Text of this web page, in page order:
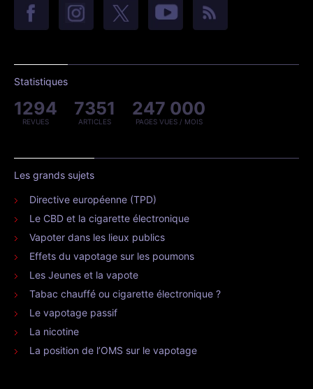
Statistiques
1294
REVUES
7351
ARTICLES
247 000
PAGES VUES / MOIS
Les grands sujets
Directive européenne (TPD)
Le CBD et la cigarette électronique
Vapoter dans les lieux publics
Effets du vapotage sur les poumons
Les Jeunes et la vapote
Tabac chauffé ou cigarette électronique ?
Le vapotage passif
La nicotine
La position de l’OMS sur le vapotage